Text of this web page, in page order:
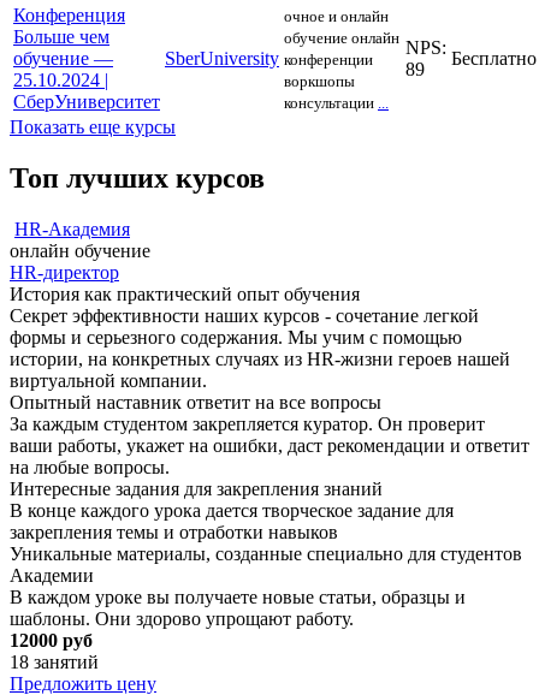
Конференция
Больше чем
обучение —
25.10.2024 |
СберУниверситет
SberUniversity
очное и онлайн
обучение онлайн
конференции
воркшопы
консультации
NPS:
89
Бесплатно
Показать еще курсы
Топ лучших курсов
HR-Академия
онлайн обучение
HR-директор
История как практический опыт обучения
Секрет эффективности наших курсов - сочетание легкой
формы и серьезного содержания. Мы учим с помощью
истории, на конкретных случаях из HR-жизни героев нашей
виртуальной компании.
Опытный наставник ответит на все вопросы
За каждым студентом закрепляется куратор. Он проверит
ваши работы, укажет на ошибки, даст рекомендации и ответит
на любые вопросы.
Интересные задания для закрепления знаний
В конце каждого урока дается творческое задание для
закрепления темы и отработки навыков
Уникальные материалы, созданные специально для студентов
Академии
В каждом уроке вы получаете новые статьи, образцы и
шаблоны. Они здорово упрощают работу.
12000 руб
18 занятий
Предложить цену